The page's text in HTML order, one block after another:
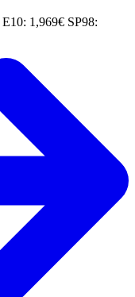
E10: 1,969€ SP98: